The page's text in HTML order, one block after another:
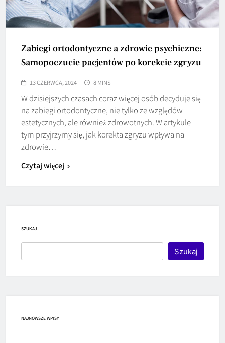
Zabiegi ortodontyczne a zdrowie psychiczne:
Samopoczucie pacjentów po korekcie zgryzu
13 CZERWCA, 2024 8 MINS
W dzisiejszych czasach coraz więcej osób decyduje się
na zabiegi ortodontyczne, nie tylko ze względów
estetycznych, ale również zdrowotnych. W artykule
tym przyjrzymy się, jak korekta zgryzu wpływa na
zdrowie…
Czytaj więcej
SZUKAJ
Szukaj
NAJNOWSZE WPISY